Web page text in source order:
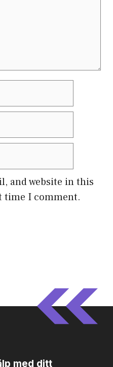
and website in this
time I comment.
med ditt